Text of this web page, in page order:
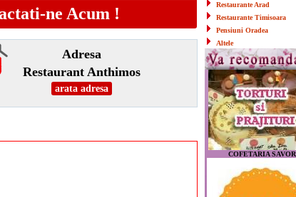
ne Acum !
Adresa
Restaurant Anthimos
arata adresa
Restaurante Arad
Restaurante Timisoara
Pensiuni Oradea
Altele
COFETARIA SAVOR